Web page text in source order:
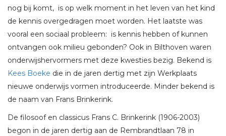
nog bij komt, is op welk moment in het leven van het kind
de kennis overgedragen moet worden. Het laatste was
vooral een sociaal probleem: is kennis hebben of kunnen
ontvangen ook milieu gebonden? Ook in Bilthoven waren
onderwijshervormers met deze kwesties bezig. Bekend is
Kees Boeke die in de jaren dertig met zijn Werkplaats
nieuwe onderwijs vormen introduceerde. Minder bekend is
de naam van Frans Brinkerink.
De filosoof en classicus Frans C. Brinkerink (1906-2003)
begon in de jaren dertig aan de Rembrandtlaan 78 in